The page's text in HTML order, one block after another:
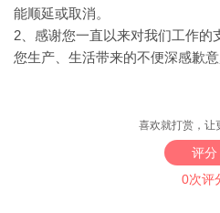
能顺延或取消。
2、 感谢您一直以来对我们工作的
您生产、生活带来的不便深感歉意
喜欢就打赏，让
评分
0次评